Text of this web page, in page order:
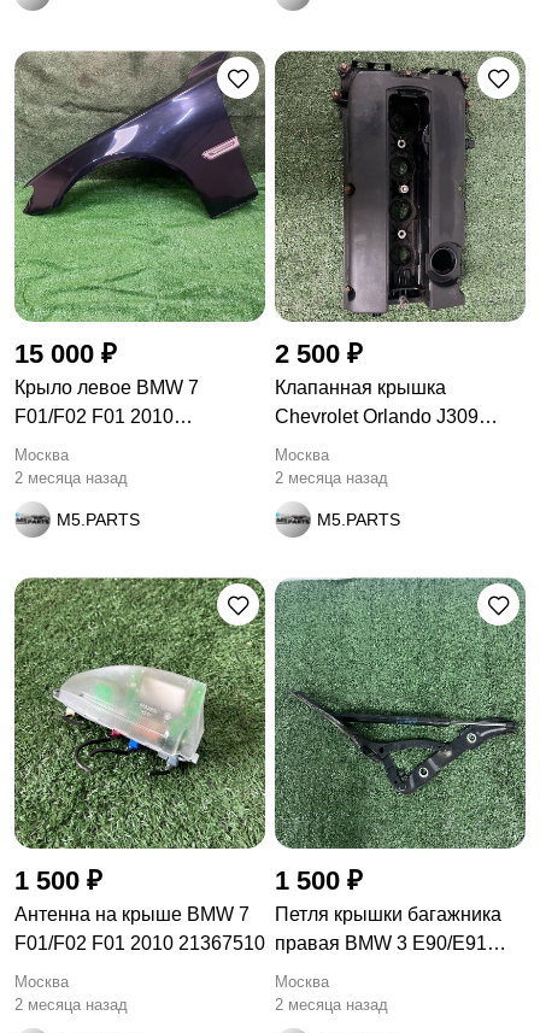
15 000 ₽
Крыло левое BMW 7
F01/F02 F01 2010
63137203371
Москва
2 месяца назад
M5.PARTS
2 500 ₽
Клапанная крышка
Chevrolet Orlando J309
2018
Москва
2 месяца назад
M5.PARTS
1 500 ₽
Антенна на крыше BMW 7
F01/F02 F01 2010 21367510
Москва
2 месяца назад
1 500 ₽
Петля крышки багажника
правая BMW 3 E90/E91
рест.
Москва
2 месяца назад